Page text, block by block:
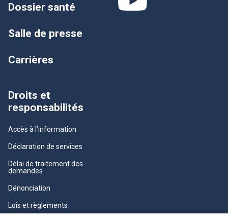
Dossier santé
Salle de presse
Carrières
Droits et
responsabilités
Accès à l’information
Déclaration de services
Délai de traitement des
demandes
Dénonciation
Lois et règlements